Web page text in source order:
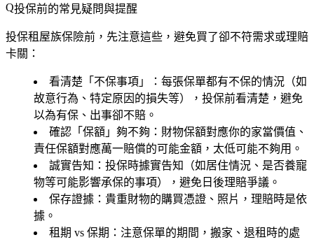
投保前的常見疑問與提醒
投保租屋族保險前，先注意這些，避免買了卻不符需求或理賠
卡關：
看清楚「不保事項」
：每張保單都有不保的情況（如
故意行為、特定原因的損失等），投保前看清楚，避免
以為有保、出事卻不賠。
確認「保額」夠不夠 ：財物保額對應你的家當價值、
責任保額對應萬一賠償的可能金額，太低可能不夠用。
誠實告知 ：投保時據實告知（如居住情況、是否養寵
物等可能影響承保的事項），避免日後理賠爭議。
保存證據 ：貴重財物的購買憑證、照片，理賠時是依
據。
租期 vs 保期 ：注意保單的期間，搬家、退租時的處